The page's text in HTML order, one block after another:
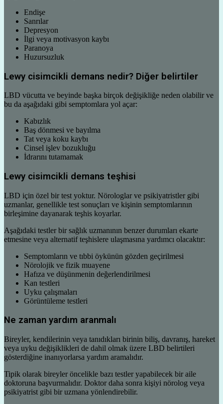
Endişe
Sanrılar
Depresyon
İlgi veya motivasyon kaybı
Paranoya
Huzursuzluk
Lewy cisimcikli demans nedir? Diğer belirtiler
LBD vücutta ve beyinde başka birçok değişikliğe neden olabilir ve
bu da aşağıdaki gibi semptomlara yol açar:
Kabızlık
Baş dönmesi ve bayılma
Tat veya koku kaybı
Cinsel işlev bozukluğu
İdrarını tutamamak
Lewy cisimcikli demans teşhisi
LBD için özel bir test yoktur. Nörologlar ve psikiyatristler gibi
uzmanlar, genellikle test sonuçları ve kişinin semptomlarının
birleşimine dayanarak teşhis koyarlar.
Aşağıdaki testler bir sağlık uzmanının benzer durumları ekarte
etmesine veya alternatif teşhislere ulaşmasına yardımcı olacaktır:
Semptomların ve tıbbi öykünün gözden geçirilmesi
Nörolojik ve fizik muayene
Hafıza ve düşünmenin değerlendirilmesi
Kan testleri
Uyku çalışmaları
Görüntüleme testleri
Ne zaman yardım aranmalı
Bireyler, kendilerinin veya tanıdıkları birinin biliş, davranış, hareket
veya uyku değişiklikleri de dahil olmak üzere LBD belirtileri
gösterdiğine inanıyorlarsa yardım aramalıdır.
Tipik olarak bireyler öncelikle bazı testler yapabilecek bir aile
doktoruna başvurmalıdır. Doktor daha sonra kişiyi nörolog veya
psikiyatrist gibi bir uzmana yönlendirebilir.